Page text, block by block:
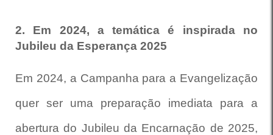
2. Em 2024, a temática é inspirada no
Jubileu da Esperança 2025
Em 2024, a Campanha para a Evangelização
quer ser uma preparação imediata para a
abertura do Jubileu da Encarnação de 2025,